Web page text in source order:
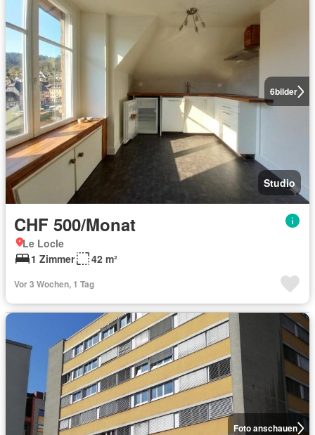
6bilder
Studio
CHF 500/Monat
Le Locle
1 Zimmer
42 m²
Vor 3 Wochen, 1 Tag
Foto anschauen